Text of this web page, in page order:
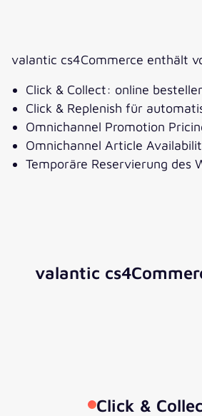
valantic cs4Commerce enthält
Click & Collect: online
Click & Replenish für
Omnichannel Promotion
Omnichannel Article
Temporäre Reservierung des
valantic
Click &